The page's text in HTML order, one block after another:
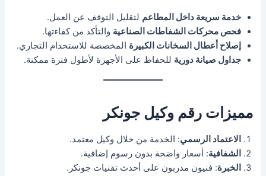
خدمة سريعة داخل المطاعم لتقليل التوقف عن العمل.
فحص محركات الشفاطات الصناعية والتأكد من كفاءتها.
إصلاح أعطال السخانات الكبيرة المخصصة للاستخدام التجاري.
جداول صيانة دورية للحفاظ على الأجهزة لأطول فترة ممكنة.
مميزات رقم وكيل جونكر
الاعتماد الرسمي: الخدمة من خلال وكيل معتمد.
الشفافية: أسعار واضحة بدون رسوم إضافية.
الخبرة: فنيون مدربون على أحدث تقنيات جونكر.